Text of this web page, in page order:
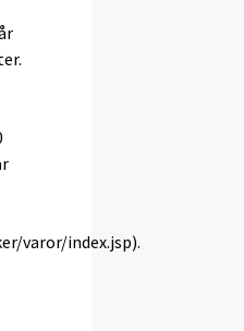
varor/index.jsp).